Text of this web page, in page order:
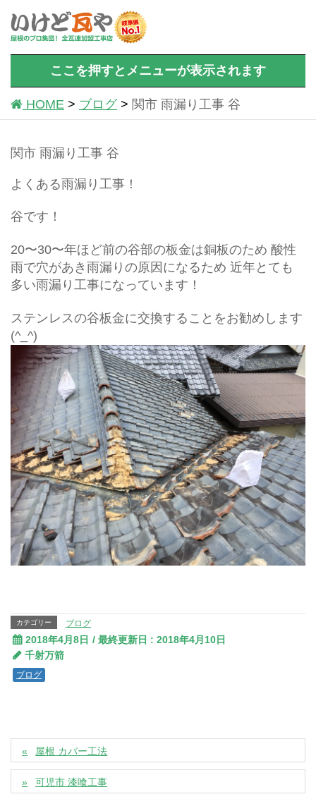
ここを押すとメニューが表示されます
HOME ブログ 関市 雨漏り工事 谷
関市 雨漏り工事 谷
よくある雨漏り工事！
谷です！
20〜30〜年ほど前の谷部の板金は銅板のため 酸性
雨で穴があき雨漏りの原因になるため 近年とても
多い雨漏り工事になっています！
ステンレスの谷板金に交換することをお勧めします
(^_^)
カテゴリー ブログ
2018年4月8日 / 最終更新日 : 2018年4月10日
千射万箭
ブログ
屋根 カバー工法
可児市 漆喰工事